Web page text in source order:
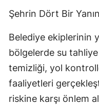
Şehrin Dört Bir
Belediye ekiplerinin
bölgelerde su tahliye
temizliği, yol
faaliyetleri
riskine karşı önlem